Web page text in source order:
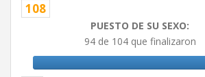
108
PUESTO DE SU SEXO:
94 de 104 que finalizaron